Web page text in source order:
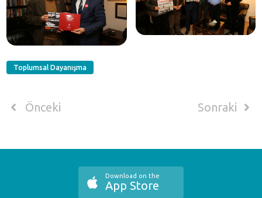
Toplumsal Dayanışma
Önceki Sonraki
Download on the
App Store